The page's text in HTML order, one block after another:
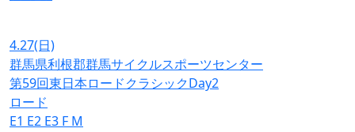
4.27(日)
群馬県利根郡群馬サイクルスポーツセンター
第59回東日本ロードクラシックDay2
ロード
E1 E2 E3 F M